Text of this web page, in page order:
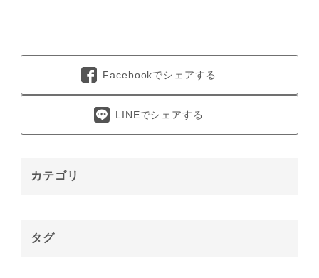
Facebookでシェアする
LINEでシェアする
カテゴリ
タグ